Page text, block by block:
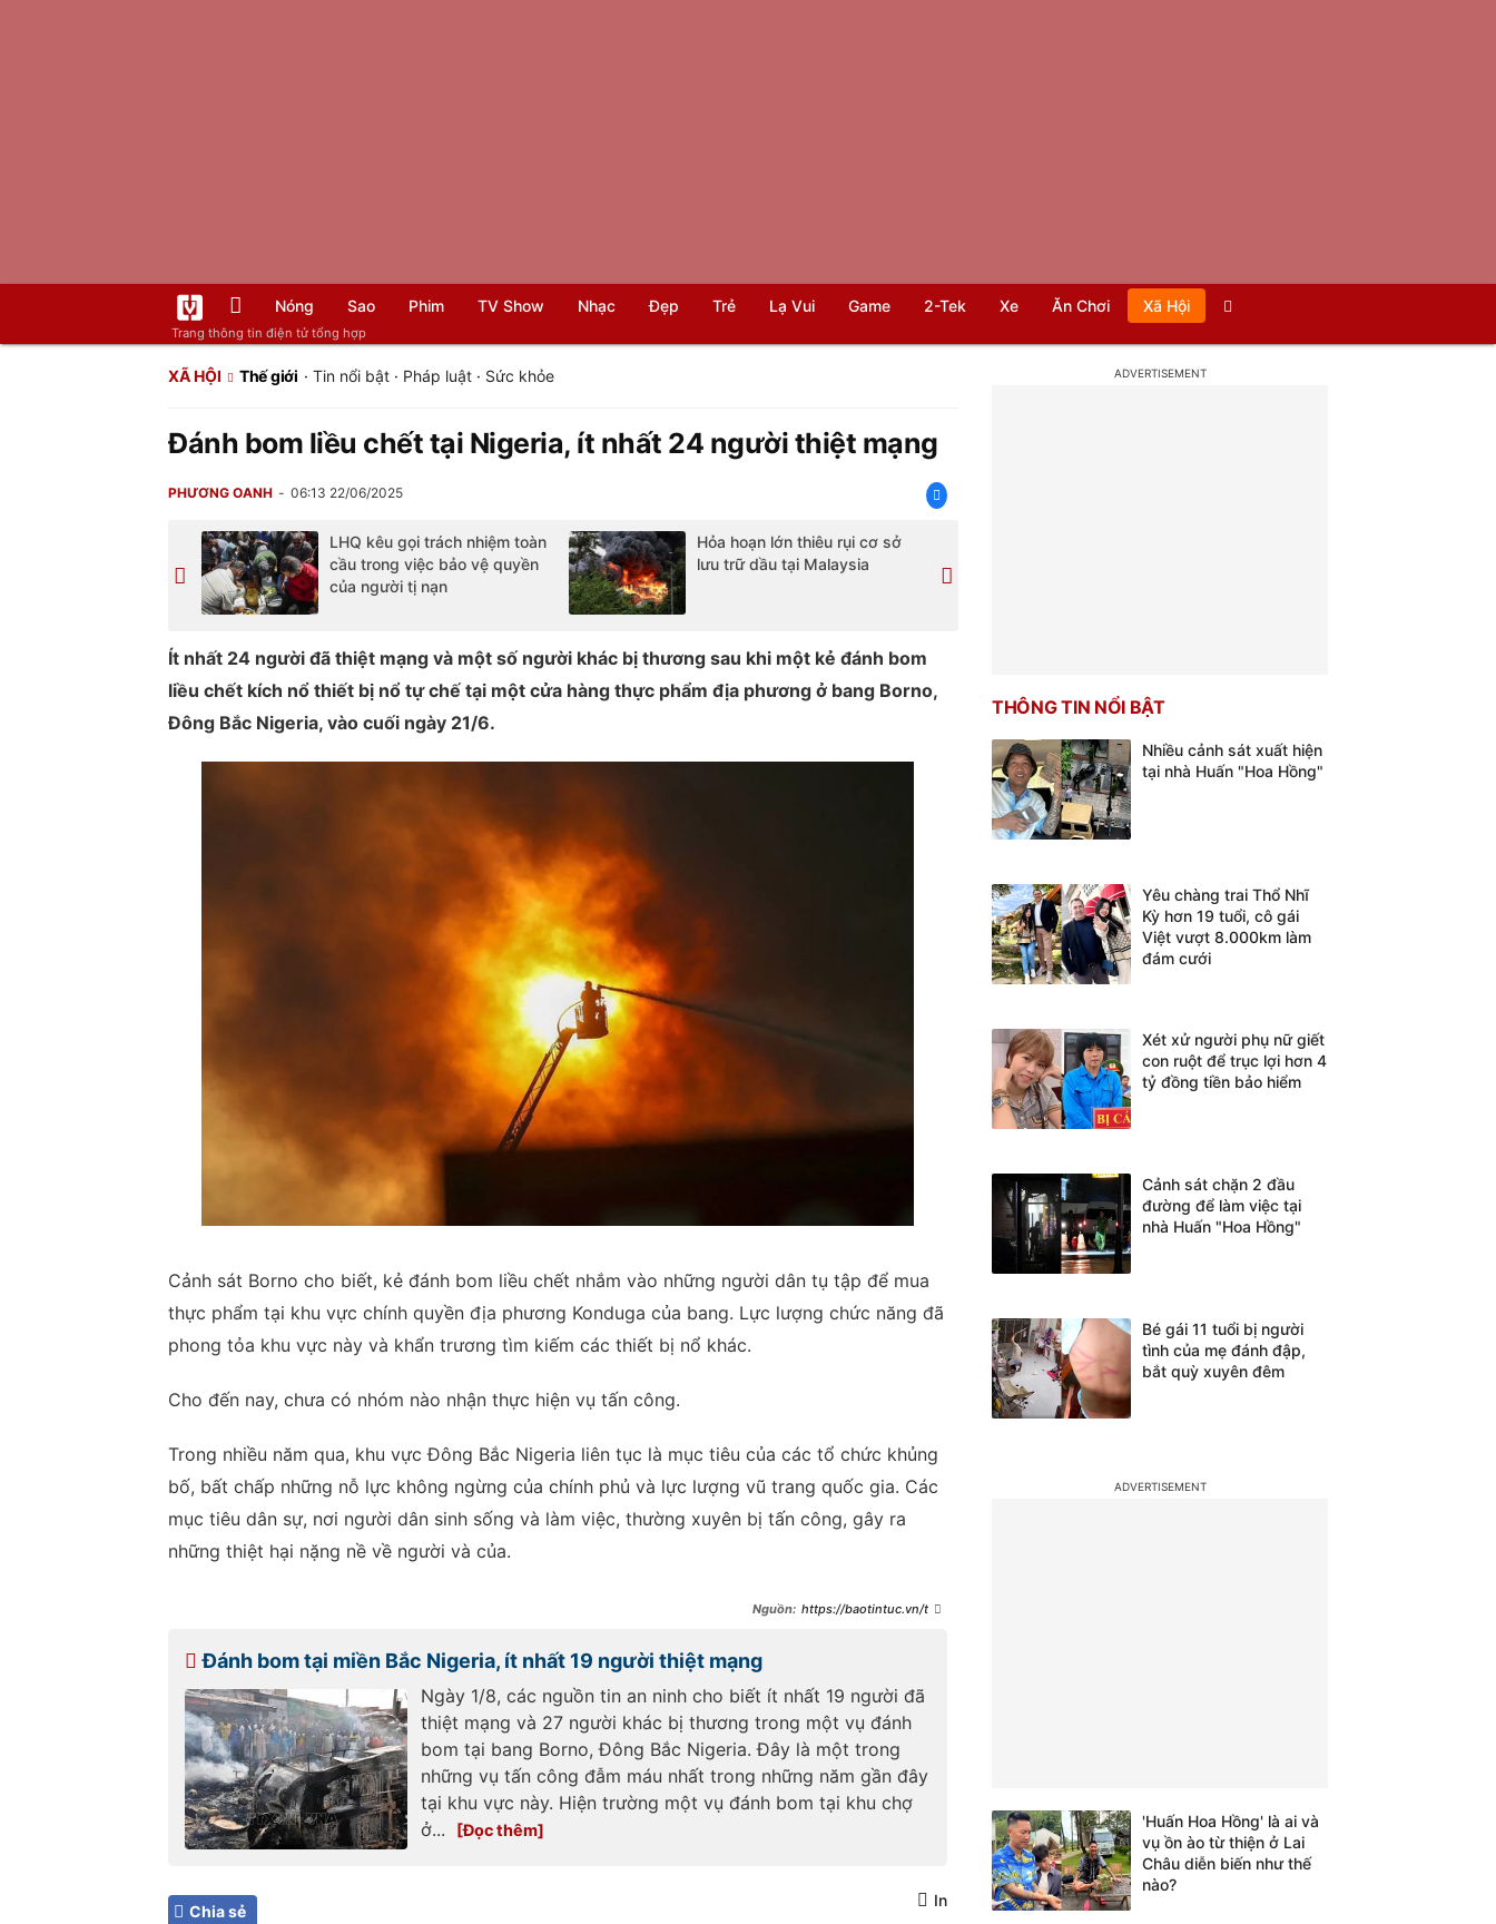
Trang thông tin điện tử tổng hợp
Nóng Sao Phim TV Show Nhạc Đẹp Trẻ Lạ Vui Game 2-Tek Xe Ăn Chơi Xã Hội
XÃ HỘI Thế giới · Tin nổi bật· Pháp luật· Sức khỏe
Đánh bom liều chết tại Nigeria, ít nhất 24 người thiệt mạng
PHƯƠNG OANH 06:13 22/06/2025
LHQ kêu gọi trách nhiệm toàn
cầu trong việc bảo vệ quyền
của người tị nạn
Hỏa hoạn lớn thiêu rụi cơ sở
lưu trữ dầu tại Malaysia
Ít nhất 24 người đã thiệt mạng và một số người khác bị thương sau khi một kẻ đánh bom
liều chết kích nổ thiết bị nổ tự chế tại một cửa hàng thực phẩm địa phương ở bang Borno,
Đông Bắc Nigeria, vào cuối ngày 21/6.
Cảnh sát Borno cho biết, kẻ đánh bom liều chết nhắm vào những người dân tụ tập để mua
thực phẩm tại khu vực chính quyền địa phương Konduga của bang. Lực lượng chức năng đã
phong tỏa khu vực này và khẩn trương tìm kiếm các thiết bị nổ khác.
Cho đến nay, chưa có nhóm nào nhận thực hiện vụ tấn công.
Trong nhiều năm qua, khu vực Đông Bắc Nigeria liên tục là mục tiêu của các tổ chức khủng
bố, bất chấp những nỗ lực không ngừng của chính phủ và lực lượng vũ trang quốc gia. Các
mục tiêu dân sự, nơi người dân sinh sống và làm việc, thường xuyên bị tấn công, gây ra
những thiệt hại nặng nề về người và của.
https://baotintuc.vn/the
mang-20250621212225623.htm
Đánh bom tại miền Bắc Nigeria, ít nhất 19 người thiệt mạng
Ngày 1/8, các nguồn tin an ninh cho biết ít nhất 19 người đã
thiệt mạng và 27 người khác bị thương trong một vụ đánh
bom tại bang Borno, Đông Bắc Nigeria. Đây là một trong
những vụ tấn công đẫm máu nhất trong những năm gần đây
tại khu vực này. Hiện trường một vụ đánh bom tại khu chợ
ở...
In
Chia sẻ
THÔNG TIN NỔI BẬT
Nhiều cảnh sát xuất hiện
tại nhà Huấn "Hoa Hồng"
Yêu chàng trai Thổ Nhĩ
Kỳ hơn 19 tuổi, cô gái
Việt vượt 8.000km làm
đám cưới
Xét xử người phụ nữ giết
con ruột để trục lợi hơn 4
tỷ đồng tiền bảo hiểm
Cảnh sát chặn 2 đầu
đường để làm việc tại
nhà Huấn "Hoa Hồng"
Bé gái 11 tuổi bị người
tình của mẹ đánh đập,
bắt quỳ xuyên đêm
'Huấn Hoa Hồng' là ai và
vụ ồn ào từ thiện ở Lai
Châu diễn biến như thế
nào?